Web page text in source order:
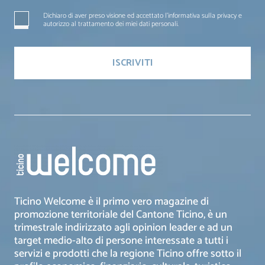
Dichiaro di aver preso visione ed accettato l'informativa sulla privacy e
autorizzo al trattamento dei miei dati personali.
Ticino Welcome è il primo vero magazine di
promozione territoriale del Cantone Ticino, è un
trimestrale indirizzato agli opinion leader e ad un
target medio-alto di persone interessate a tutti i
servizi e prodotti che la regione Ticino offre sotto il